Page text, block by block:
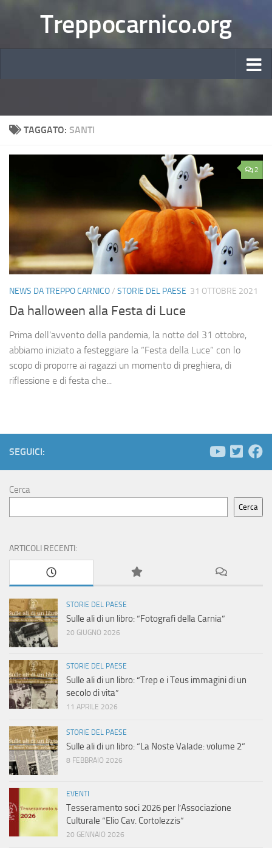
Treppocarnico.org
TAGGATO: SANTI
2
NEWS DA TREPPO CARNICO/ STORIE DEL PAESE 31 OTTOBRE 2021
Da halloween alla Festa di Luce
Prima dell’avvento della pandemia, la notte del 31 ottobre,
abbiamo iniziato a festeggiare la “Festa della Luce” con lo
scopo di proporre ai ragazzi un momento di preghiera, di
riflessione e di festa che...
SEGUICI:
Cerca
Cerca
ARTICOLI RECENTI:
STORIE DEL PAESE
Sulle ali di un libro: “Fotografi della Carnia”
20 GIUGNO 2026
STORIE DEL PAESE
Sulle ali di un libro: “Trep e i Teus immagini di un
secolo di vita”
11 APRILE 2026
STORIE DEL PAESE
Sulle ali di un libro: “La Noste Valade: volume 2”
8 FEBBRAIO 2026
EVENTI
Tesseramento soci 2026 per l’Associazione
Culturale “Elio Cav. Cortolezzis”
20 GENNAIO 2026